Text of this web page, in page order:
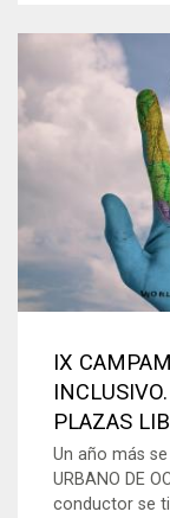
IX
PLAZAS
Un año más
URBANO DE
conductor se